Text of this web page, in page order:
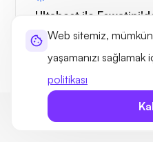
Web sitemiz,
yaşamanızı sağlamak
politikası
Ultahost ile
Barındırmanın
Esvatini VPS